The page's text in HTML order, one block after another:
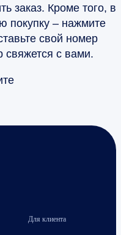
заказ. Кроме того,
покупку – нажмите
свой номер
с вами.
Для клиента